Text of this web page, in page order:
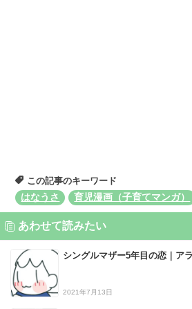
この記事のキーワード
はなうさ
育児漫画（子育てマンガ）
あわせて読みたい
シングルマザー5年目の恋｜ア
2021年7月13日